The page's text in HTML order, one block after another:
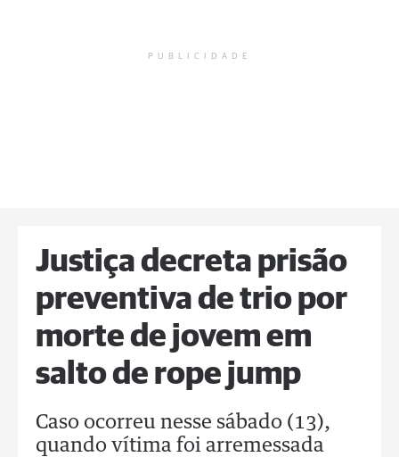
PUBLICIDADE
Justiça decreta prisão
preventiva de trio por
morte de jovem em
salto de rope jump
Caso ocorreu nesse sábado (13),
quando vítima foi arremessada